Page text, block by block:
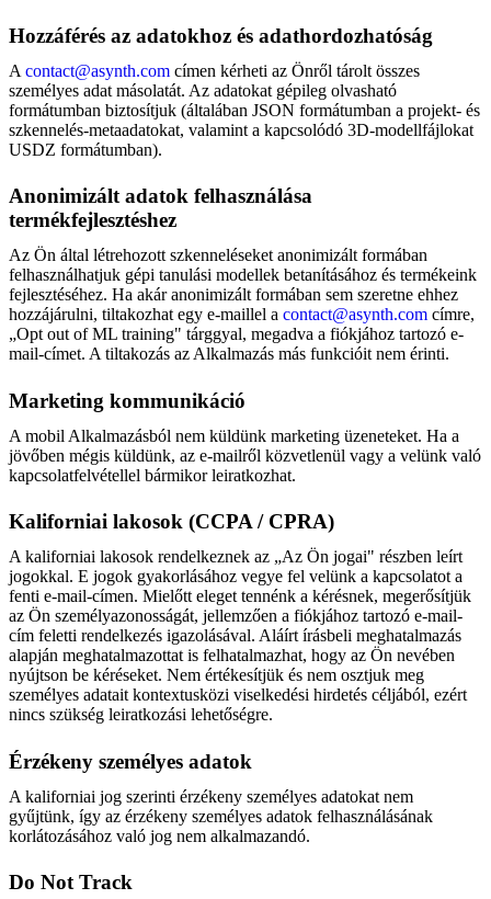
Hozzáférés az adatokhoz és adathordozhatóság
A contact@asynth.com címen kérheti az Önről tárolt összes
személyes adat másolatát. Az adatokat gépileg olvasható
formátumban biztosítjuk (általában JSON formátumban a projekt- és
szkennelés-metaadatokat, valamint a kapcsolódó 3D-modellfájlokat
USDZ formátumban).
Anonimizált adatok felhasználása
termékfejlesztéshez
Az Ön által létrehozott szkenneléseket anonimizált formában
felhasználhatjuk gépi tanulási modellek betanításához és termékeink
fejlesztéséhez. Ha akár anonimizált formában sem szeretne ehhez
hozzájárulni, tiltakozhat egy e-maillel a contact@asynth.com címre,
„Opt out of ML training" tárggyal, megadva a fiókjához tartozó e-
mail-címet. A tiltakozás az Alkalmazás más funkcióit nem érinti.
Marketing kommunikáció
A mobil Alkalmazásból nem küldünk marketing üzeneteket. Ha a
jövőben mégis küldünk, az e-mailről közvetlenül vagy a velünk való
kapcsolatfelvétellel bármikor leiratkozhat.
Kaliforniai lakosok (CCPA / CPRA)
A kaliforniai lakosok rendelkeznek az „Az Ön jogai" részben leírt
jogokkal. E jogok gyakorlásához vegye fel velünk a kapcsolatot a
fenti e-mail-címen. Mielőtt eleget tennénk a kérésnek, megerősítjük
az Ön személyazonosságát, jellemzően a fiókjához tartozó e-mail-
cím feletti rendelkezés igazolásával. Aláírt írásbeli meghatalmazás
alapján meghatalmazottat is felhatalmazhat, hogy az Ön nevében
nyújtson be kéréseket. Nem értékesítjük és nem osztjuk meg
személyes adatait kontextusközi viselkedési hirdetés céljából, ezért
nincs szükség leiratkozási lehetőségre.
Érzékeny személyes adatok
A kaliforniai jog szerinti érzékeny személyes adatokat nem
gyűjtünk, így az érzékeny személyes adatok felhasználásának
korlátozásához való jog nem alkalmazandó.
Do Not Track